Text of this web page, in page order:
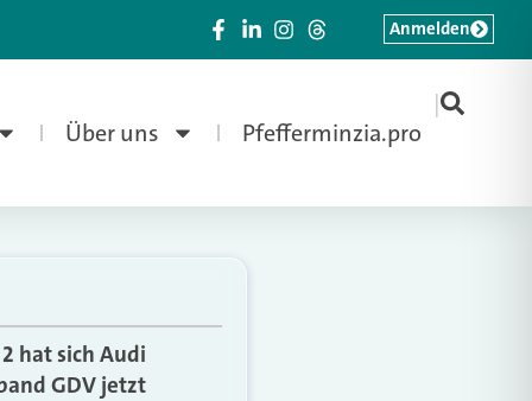
Über uns Pfefferminzia.pro
|
Anmelden
hat sich Audi
GDV jetzt